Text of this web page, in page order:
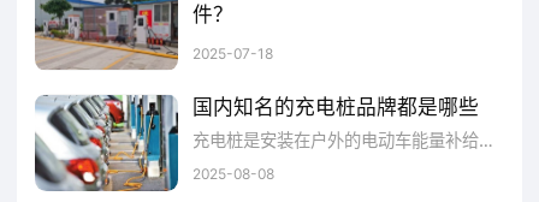
电动汽车，一般都支持交流充电，电动汽车有
两个充电口，一个是快充接口，一个是慢充接
口。有一部分非国标电动汽车的充电接口可能
只能用交流，不能用直流充电桩。
件？
2025-07-18
国内知名的充电桩品牌都是哪些
充电桩是安装在户外的电动车能量补给装置。不管是公共充电桩还是私人充电桩，都需要较为过硬的产品质量。国内知名的充电桩品牌有哪些?以下品牌都不错。
2025-08-08